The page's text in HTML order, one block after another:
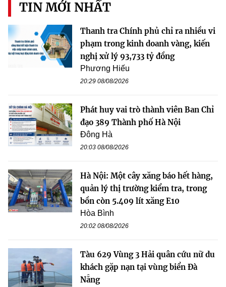
TIN MỚI NHẤT
Thanh tra Chính phủ chỉ ra nhiều vi
phạm trong kinh doanh vàng, kiến
nghị xử lý 93,733 tỷ đồng
Phương Hiếu
20:29 08/08/2026
Phát huy vai trò thành viên Ban Chỉ
đạo 389 Thành phố Hà Nội
Đông Hà
20:03 08/08/2026
Hà Nội: Một cây xăng báo hết hàng,
quản lý thị trường kiểm tra, trong
bồn còn 5.409 lít xăng E10
Hòa Bình
20:02 08/08/2026
Tàu 629 Vùng 3 Hải quân cứu nữ du
khách gặp nạn tại vùng biển Đà
Nẵng